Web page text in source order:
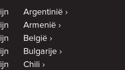
Argentinië
Armenië
België
Bulgarije
Chili